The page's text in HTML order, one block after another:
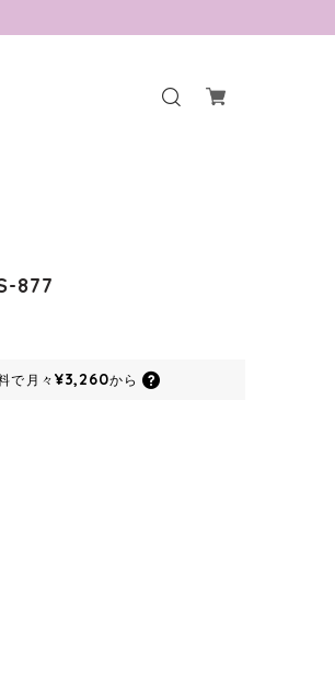
877
で 月々 ¥3,260から